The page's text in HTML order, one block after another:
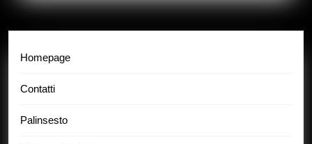
Homepage
Contatti
Palinsesto